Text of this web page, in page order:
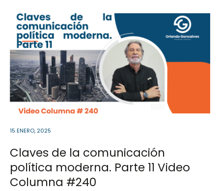
Sector Público
Servicios
Empresa Privada
Servicios
15 ENERO, 2025
Claves de la comunicación
política moderna. Parte 11 Video
Columna #240